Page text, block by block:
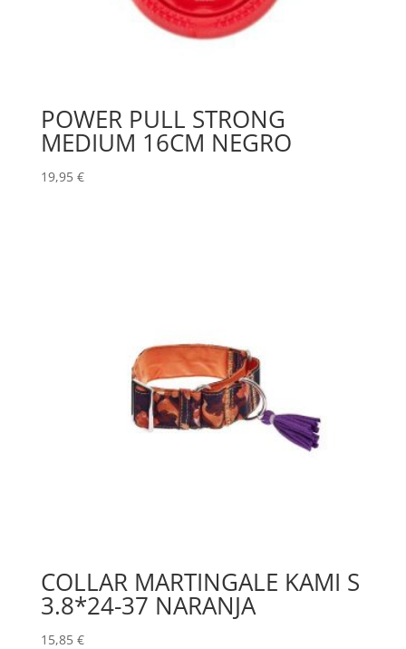
POWER PULL STRONG
MEDIUM 16CM NEGRO
19,95 €
COLLAR MARTINGALE KAMI S
3.8*24-37 NARANJA
15,85 €